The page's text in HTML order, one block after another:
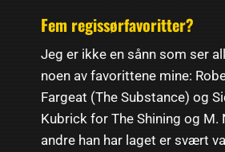
Fem regissørfavoritter?
Jeg er ikke en sånn som ser
noen av favorittene mine:
Fargeat (The Substance) og
Kubrick for The Shining og M.
andre han har laget er svært